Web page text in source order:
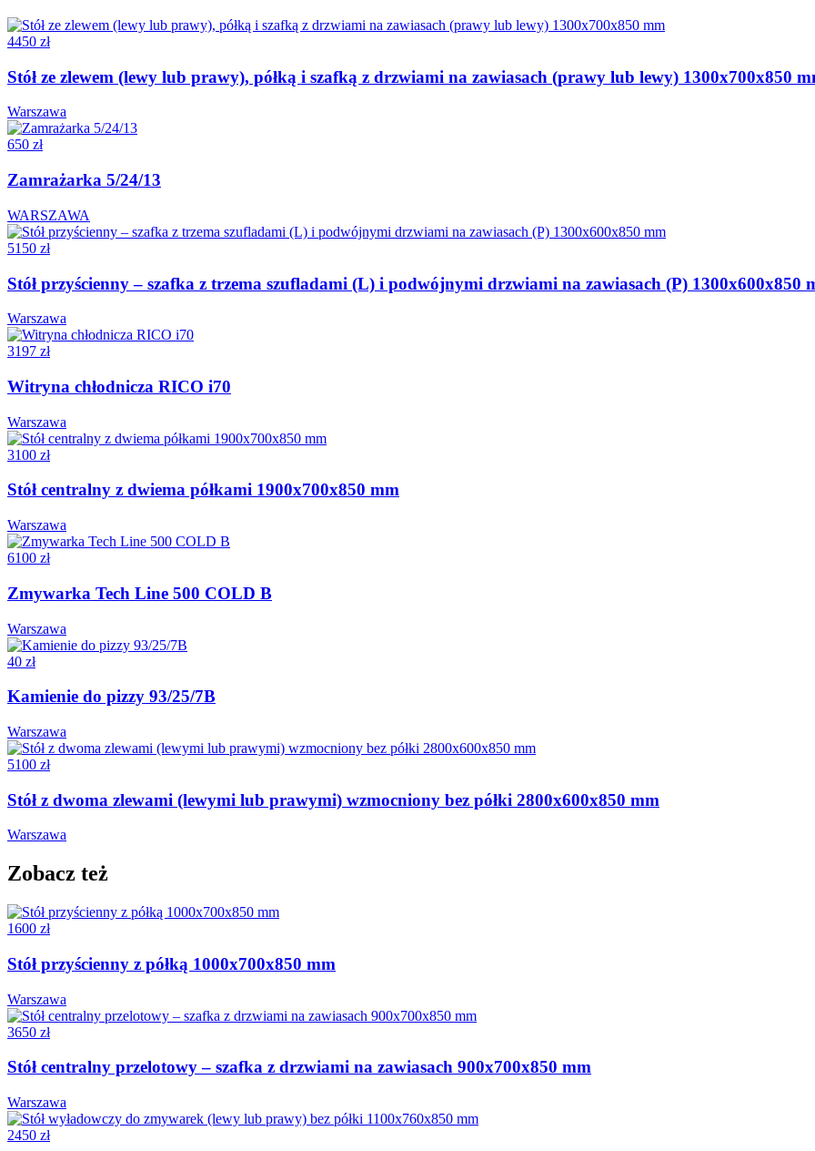
4450 zł
Stół ze zlewem (lewy lub prawy), półką i szafką z drzwiami na zawiasach (prawy lub lewy) 1300x700x850
Warszawa
650 zł
Zamrażarka 5/24/13
WARSZAWA
5150 zł
Stół przyścienny – szafka z trzema szufladami (L) i podwójnymi drzwiami na zawiasach (P) 1300x600x850
Warszawa
3197 zł
Witryna chłodnicza RICO i70
Warszawa
3100 zł
Stół centralny z dwiema półkami 1900x700x850 mm
Warszawa
6100 zł
Zmywarka Tech Line 500 COLD B
Warszawa
40 zł
Kamienie do pizzy 93/25/7B
Warszawa
5100 zł
Stół z dwoma zlewami (lewymi lub prawymi) wzmocniony bez półki 2800x600x850 mm
Warszawa
Zobacz też
1600 zł
Stół przyścienny z półką 1000x700x850 mm
Warszawa
3650 zł
Stół centralny przelotowy – szafka z drzwiami na zawiasach 900x700x850 mm
Warszawa
2450 zł